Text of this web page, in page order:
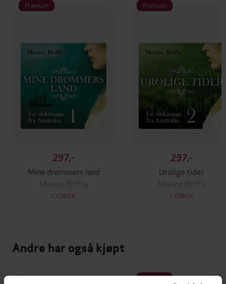
Premium
297,-
Mine drømmers land
Merice Briffa
LYDBOK
Premium
297,-
Urolige tider
Merice Briffa
LYDBOK
Andre har også kjøpt
Premium